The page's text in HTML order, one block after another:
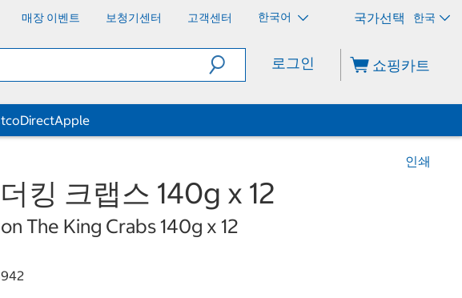
매장 이벤트 보청기센터 고객센터 한국어 한국
로그인 쇼핑카트
Apple
인쇄
킹 크랩스 140g x 12
The King Crabs 140g x 12